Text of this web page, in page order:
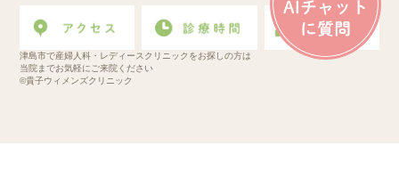
津島市で産婦人科・レディースクリニックをお探しの方は
当院までお気軽にご来院ください
©貴子ウィメンズクリニック